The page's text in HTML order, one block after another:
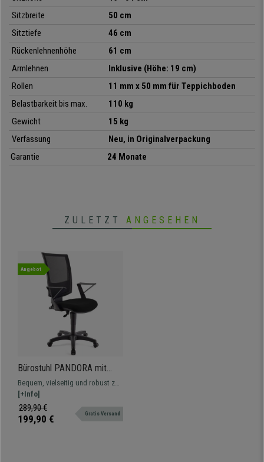
•Inkl. Design-Armlehnen
Sitzbreite
50 cm
Sitztiefe
46 cm
Rückenlehnenhöhe
61 cm
Armlehnen
Inklusive (Höhe: 19 cm)
Rollen
11 mm x 50 mm für Teppichboden
Belastbarkeit bis max.
110 kg
Gewicht
15 kg
Verfassung
Neu, in Originalverpackung
Garantie
24 Monate
ZULETZT ANGESEHEN
Angebot
Bürostuhl PANDORA mit
Armlehnen, Rückenlehne mit
Netzbezug, dicke
Polsterung, Farbe Schwarz
Bequem, vielseitig und robust zu
einem unschlagbaren Preis. Dieses
Modell bietet Stabilität für den
Alltag, in vielen Farben erhältlich.
[+Info]
289,90 €
199,90 € Gratis Versand